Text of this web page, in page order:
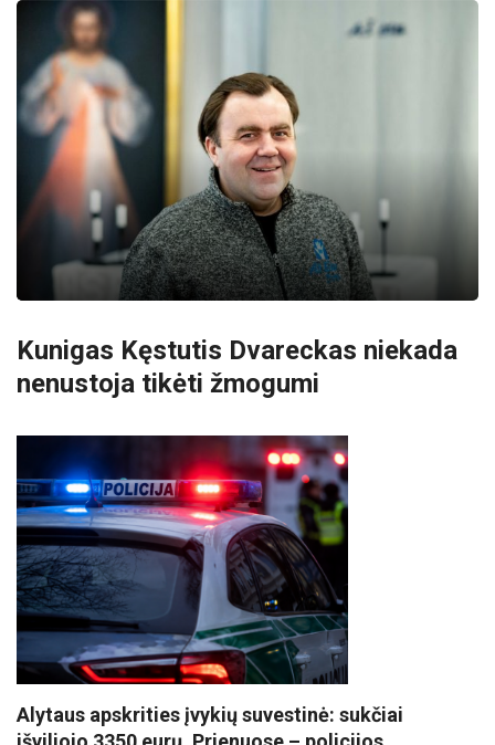
Kunigas Kęstutis Dvareckas niekada
nenustoja tikėti žmogumi
Alytaus apskrities įvykių suvestinė: sukčiai